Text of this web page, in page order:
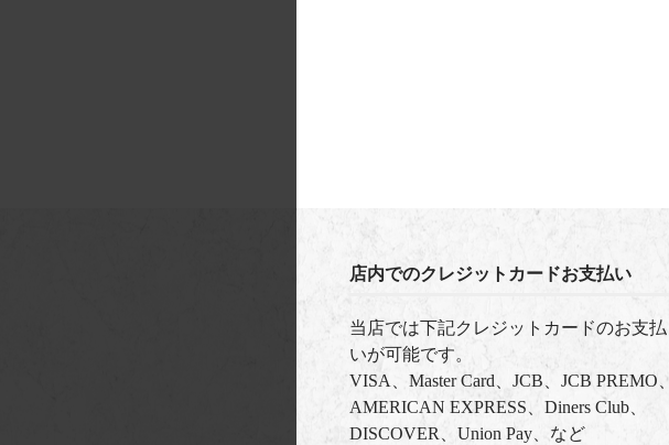
店内でのクレジットカードお支払い
当店では下記クレジットカードのお支払
いが可能です。
VISA、Master Card、JCB、JCB PREMO、
AMERICAN EXPRESS、Diners Club、
DISCOVER、Union Pay、など